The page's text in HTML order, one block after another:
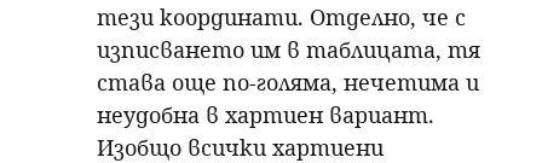
тези координати. Отделно, че с
изписването им в таблицата, тя
става още по-голяма, нечетима и
неудобна в хартиен вариант.
Изобщо всички хартиени